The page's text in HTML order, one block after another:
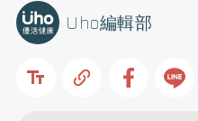
Uho編輯部